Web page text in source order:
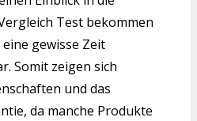
Test bekommen
gewisse Zeit
Somit zeigen sich
und das
da manche Produkte